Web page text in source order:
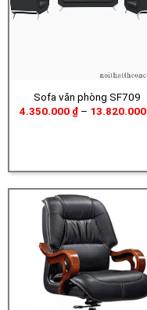
Sofa văn phòng SF709
4.350.000 ₫ – 13.820.000